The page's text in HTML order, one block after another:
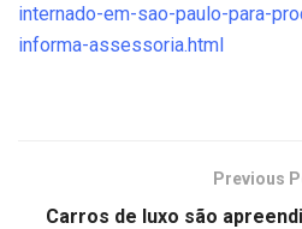
internado-em-sao-paulo-para-
informa-assessoria.html
Previous
Carros de luxo são